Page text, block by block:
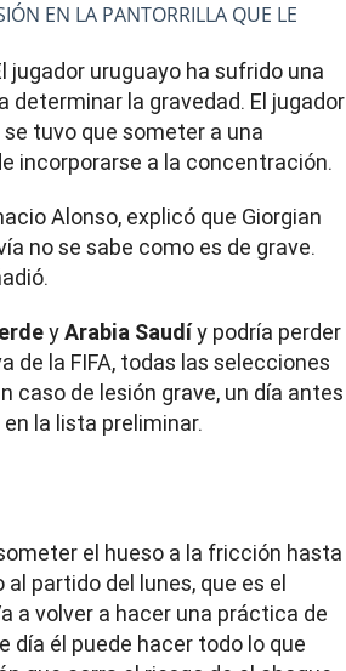
EN LA PANTORRILLA QUE LE
jugador uruguayo ha sufrido una
determinar la gravedad. El jugador
tuvo que someter a una
incorporarse a la concentración.
Alonso, explicó que Giorgian
no se sabe como es de grave.
yArabia Saudíy podría perder
de la FIFA, todas las selecciones
caso de lesión grave, un día antes
la lista preliminar.
el hueso a la fricción hasta
partido del lunes, que es el
a volver a hacer una práctica de
día él puede hacer todo lo que